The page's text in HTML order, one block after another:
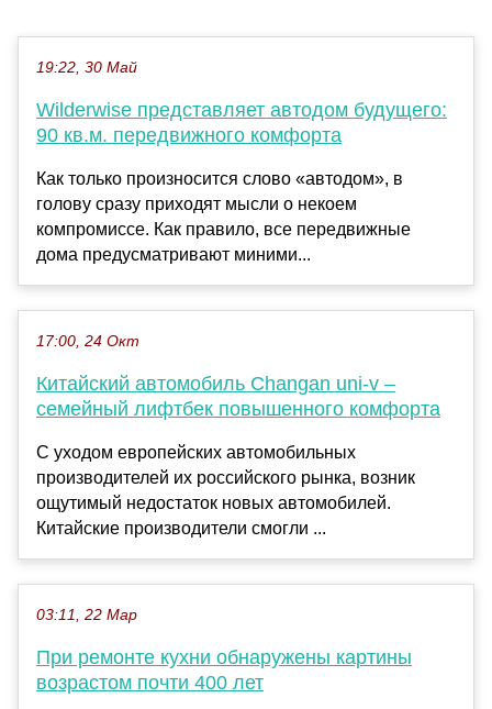
19:22, 30 Май
Wilderwise представляет автодом будущего:
90 кв.м. передвижного комфорта
Как только произносится слово «автодом», в
голову сразу приходят мысли о некоем
компромиссе. Как правило, все передвижные
дома предусматривают миними...
17:00, 24 Окт
Китайский автомобиль Changan uni-v –
семейный лифтбек повышенного комфорта
С уходом европейских автомобильных
производителей их российского рынка, возник
ощутимый недостаток новых автомобилей.
Китайские производители смогли ...
03:11, 22 Мар
При ремонте кухни обнаружены картины
возрастом почти 400 лет